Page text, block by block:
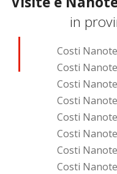
in
Costi